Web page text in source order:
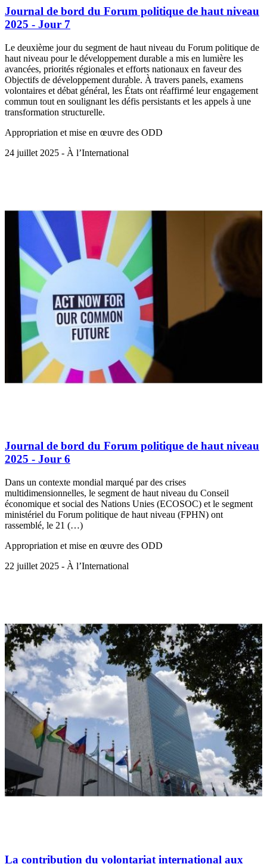
Journal de bord du Forum politique de haut niveau
2025 - Jour 7
Le deuxième jour du segment de haut niveau du Forum politique de
haut niveau pour le développement durable a mis en lumière les
avancées, priorités régionales et efforts nationaux en faveur des
Objectifs de développement durable. À travers panels, examens
volontaires et débat général, les États ont réaffirmé leur engagement
commun tout en soulignant les défis persistants et les appels à une
transformation structurelle.
Appropriation et mise en œuvre des ODD
24 juillet 2025 - À l’International
Journal de bord du Forum politique de haut niveau
2025 - Jour 6
Dans un contexte mondial marqué par des crises
multidimensionnelles, le segment de haut niveau du Conseil
économique et social des Nations Unies (ECOSOC) et le segment
ministériel du Forum politique de haut niveau (FPHN) ont
rassemblé, le 21 (…)
Appropriation et mise en œuvre des ODD
22 juillet 2025 - À l’International
La contribution du volontariat international aux